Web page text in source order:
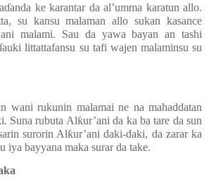
ɗanda ke karantar da al’umma karatun allo.
su kansu malaman allo sukan kasance
malami. Sau da yawa bayan an tashi
auki littattafansu su tafi wajen malaminsu su
wani rukunin malamai ne na mahaddatan
Suna rubuta Alƙur’ani da ka ba tare da sun
surorin Alƙur’ani daki-daki, da zarar ka
iya bayyana maka surar da take.